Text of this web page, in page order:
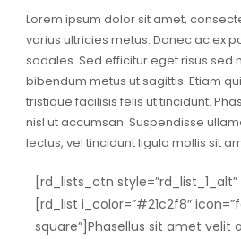
Lorem ipsum dolor sit amet,
varius ultricies metus. Donec ac ex
sodales. Sed efficitur eget risus sed
bibendum metus ut sagittis. Etiam
tristique facilisis felis ut tincidunt.
nisl ut accumsan. Suspendisse
lectus, vel tincidunt ligula mollis sit
[rd_lists_ctn
[rd_list i_color=”#21c2f8″
square”]Phasellus sit amet velit